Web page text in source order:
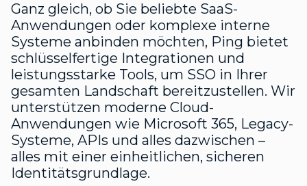
Ganz gleich, ob Sie beliebte SaaS-
Anwendungen oder komplexe interne
Systeme anbinden möchten, Ping bietet
schlüsselfertige Integrationen und
leistungsstarke Tools, um SSO in Ihrer
gesamten Landschaft bereitzustellen. Wir
unterstützen moderne Cloud-
Anwendungen wie Microsoft 365, Legacy-
Systeme, APIs und alles dazwischen –
alles mit einer einheitlichen, sicheren
Identitätsgrundlage.